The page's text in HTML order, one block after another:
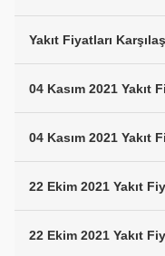
Yakıt Fiyatları
04 Kasım 2021 Yakıt
04 Kasım 2021 Yakıt
22 Ekim 2021 Yakıt
22 Ekim 2021 Yakıt